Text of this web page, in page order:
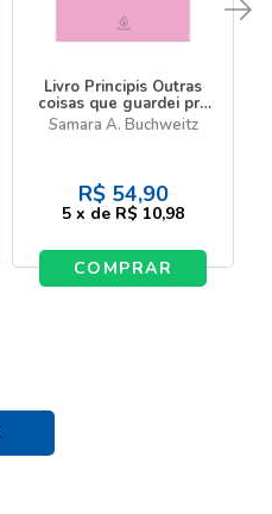
Livro Principis Outras
coisas que guardei pra
mim
Samara A. Buchweitz
R$ 54,90
5 x de R$ 10,98
COMPRAR